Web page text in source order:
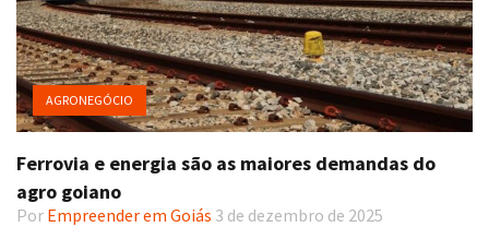
AGRONEGÓCIO
Ferrovia e energia são as maiores demandas do
agro goiano
Por Empreender em Goiás 3 de dezembro de 2025